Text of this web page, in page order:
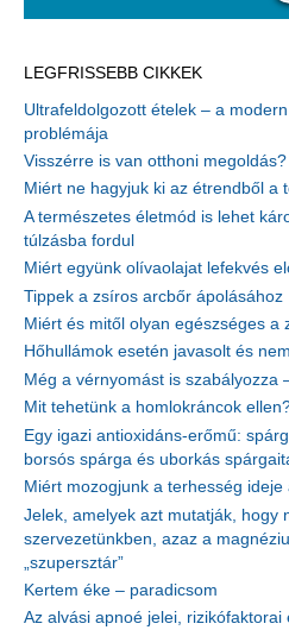
LEGFRISSEBB CIKKEK
Ultrafeldolgozott ételek – a
problémája
Visszérre is van otthoni
Miért ne hagyjuk ki az étrendből a
A természetes életmód is lehet
túlzásba fordul
Miért együnk olívaolajat lefekvés
Tippek a zsíros arcbőr ápolásához
Miért és mitől olyan egészséges a
Hőhullámok esetén javasolt és
Még a vérnyomást is szabályozza
Mit tehetünk a homlokráncok
Egy igazi antioxidáns-erőmű:
borsós spárga és uborkás
Miért mozogjunk a terhesség ideje
Jelek, amelyek azt mutatják, hogy
szervezetünkben, azaz a
„szupersztár”
Kertem éke – paradicsom
Az alvási apnoé jelei,